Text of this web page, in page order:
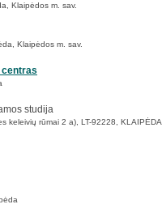
Klaipėdos m. sav.
Klaipėdos m. sav.
centras
studija
keleivių rūmai 2 a), LT-92228, KLAIPĖDA